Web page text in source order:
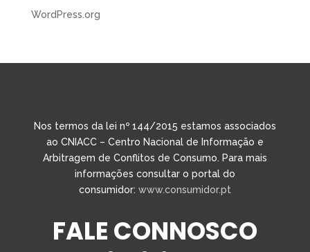
WordPress.org
Nos termos da lei nº 144/2015 estamos associados
ao CNIACC – Centro Nacional de Informação e
Arbitragem de Conflitos de Consumo. Para mais
informações consultar o portal do
consumidor: www.consumidor.pt
FALE CONNOSCO